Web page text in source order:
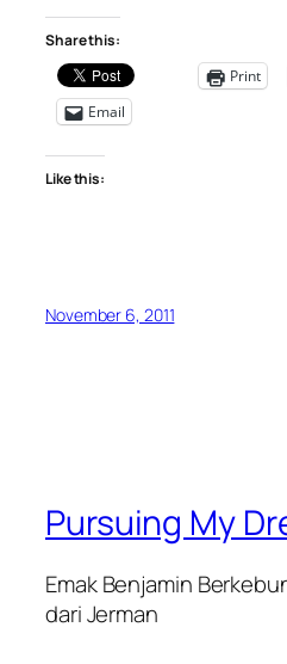
Share this:
Print
Email
Like this:
November 6, 2011
Pursuing My
Emak Benjamin
dari Jerman